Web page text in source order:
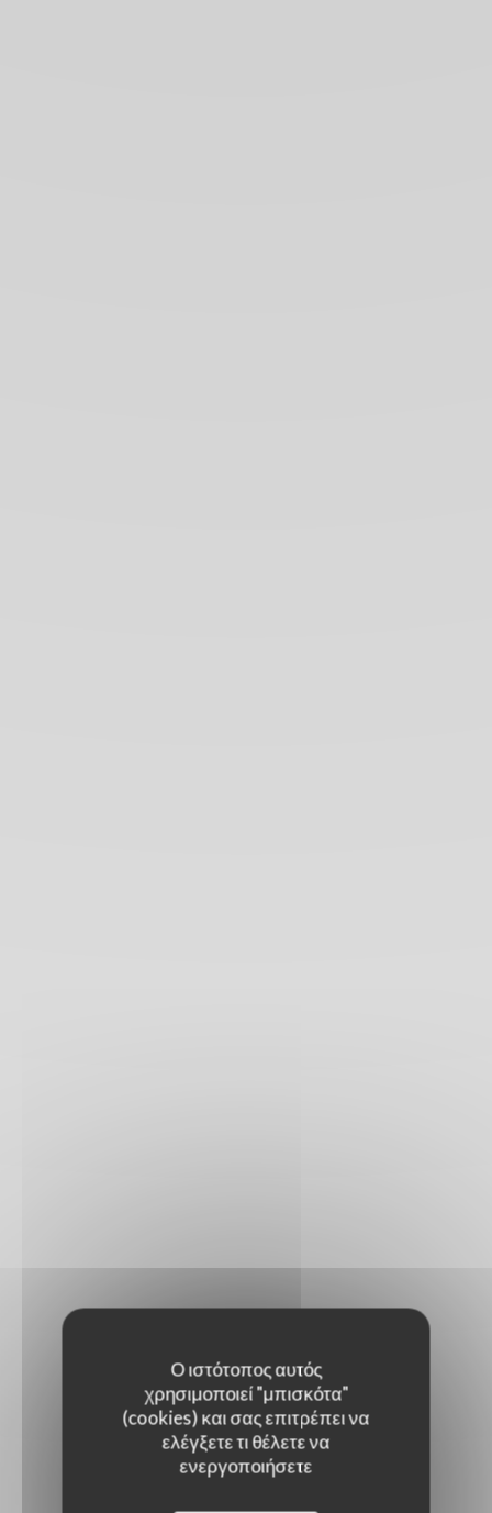
Ο ιστότοπος αυτός
χρησιμοποιεί "μπισκότα"
(cookies) και σας επιτρέπει να
ελέγξετε τι θέλετε να
ενεργοποιήσετε